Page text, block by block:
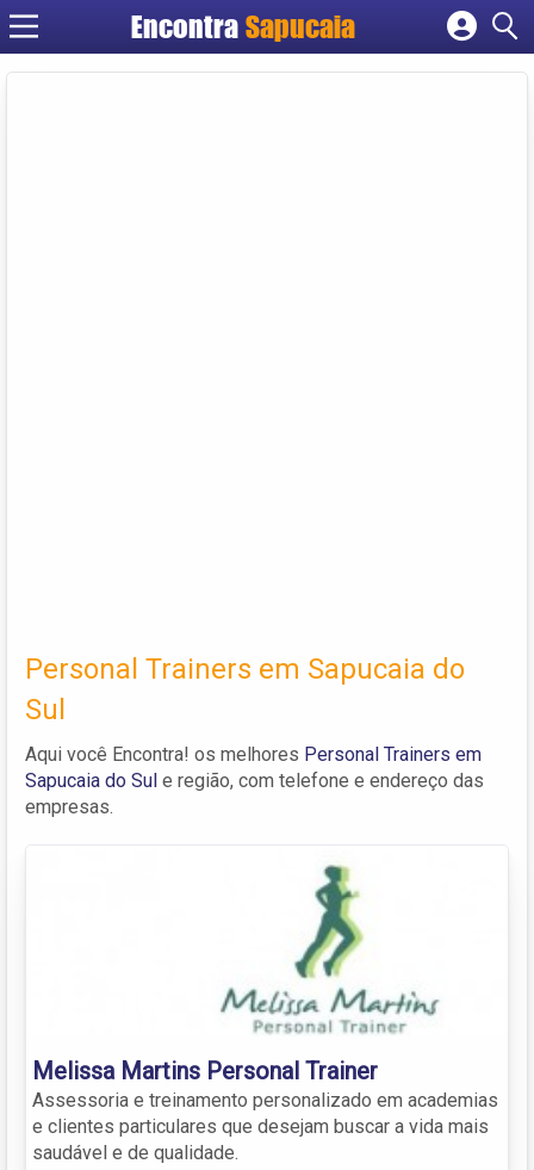
Encontra
Cadastrar empresa
Personal Trainers em Sapucaia do
Sul
Aqui você Encontra! os melhores Personal Trainers em
Sapucaia do Sul e região, com telefone e endereço das
empresas.
Melissa Martins Personal Trainer
Assessoria e treinamento personalizado em academias
e clientes particulares que desejam buscar a vida mais
saudável e de qualidade.